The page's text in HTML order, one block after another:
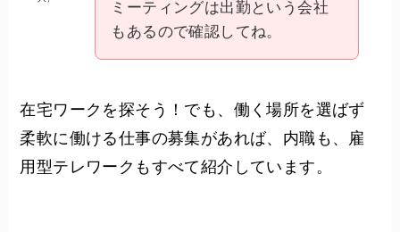
ミーティングは出勤という会社
もあるので確認してね。
在宅ワークを探そう！でも、働く場所を選ばず
柔軟に働ける仕事の募集があれば、内職も、雇
用型テレワークもすべて紹介しています。